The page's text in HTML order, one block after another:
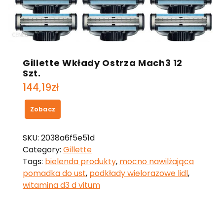
Gillette Wkłady Ostrza Mach3 12
Szt.
144,19zł
Zobacz
SKU: 2038a6f5e51d
Category: Gillette
Tags: bielenda produkty, mocno nawilżająca
pomadka do ust, podkłady wielorazowe lidl,
witamina d3 d vitum